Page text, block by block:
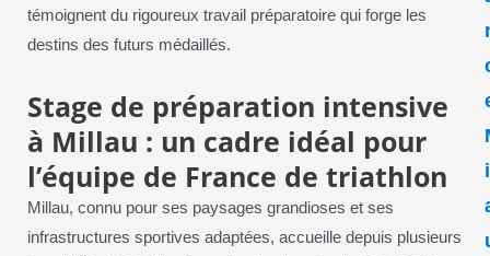
témoignent du rigoureux travail préparatoire qui forge les
destins des futurs médaillés.
Stage de préparation intensive
à Millau : un cadre idéal pour
l’équipe de France de triathlon
Millau, connu pour ses paysages grandioses et ses
infrastructures sportives adaptées, accueille depuis plusieurs